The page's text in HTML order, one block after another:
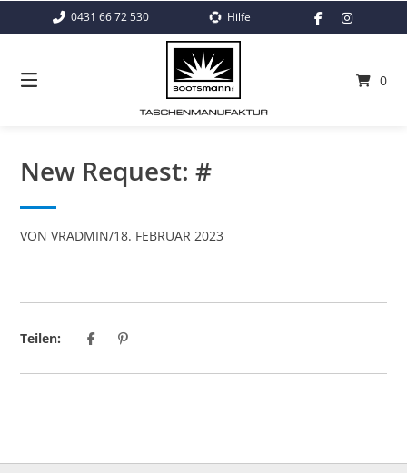
0431 66 72 530 Hilfe
0
New Request: #
VONVRADMIN/18. FEBRUAR 2023
Teilen: